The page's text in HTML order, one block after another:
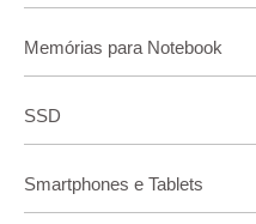
Memórias para Notebook
SSD
Smartphones e Tablets